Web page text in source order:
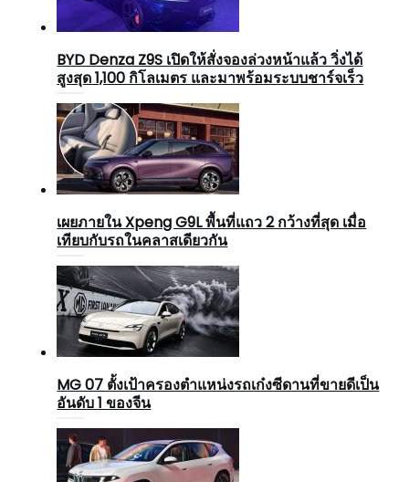
BYD Denza Z9S เปิดให้สั่งจองล่วงหน้าแล้ว วิ่งได้
สูงสุด 1,100 กิโลเมตร และมาพร้อมระบบชาร์จเร็ว
เผยภายใน Xpeng G9L พื้นที่แถว 2 กว้างที่สุด เมื่อ
เทียบกับรถในคลาสเดียวกัน
MG 07 ตั้งเป้าครองตำแหน่งรถเก๋งซีดานที่ขายดีเป็น
อันดับ 1 ของจีน